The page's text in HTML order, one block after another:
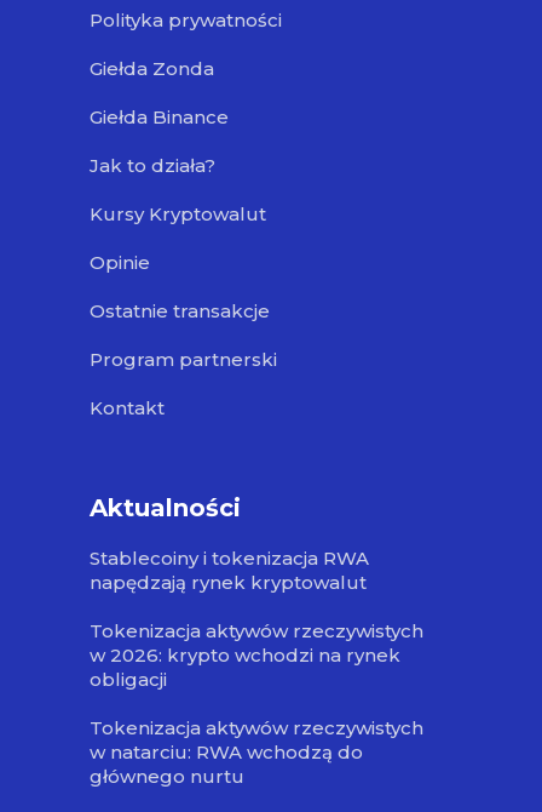
Polityka prywatności
Giełda Zonda
Giełda Binance
Jak to działa?
Kursy Kryptowalut
Opinie
Ostatnie transakcje
Program partnerski
Kontakt
Aktualności
Stablecoiny i tokenizacja RWA
napędzają rynek kryptowalut
Tokenizacja aktywów rzeczywistych
w 2026: krypto wchodzi na rynek
obligacji
Tokenizacja aktywów rzeczywistych
w natarciu: RWA wchodzą do
głównego nurtu